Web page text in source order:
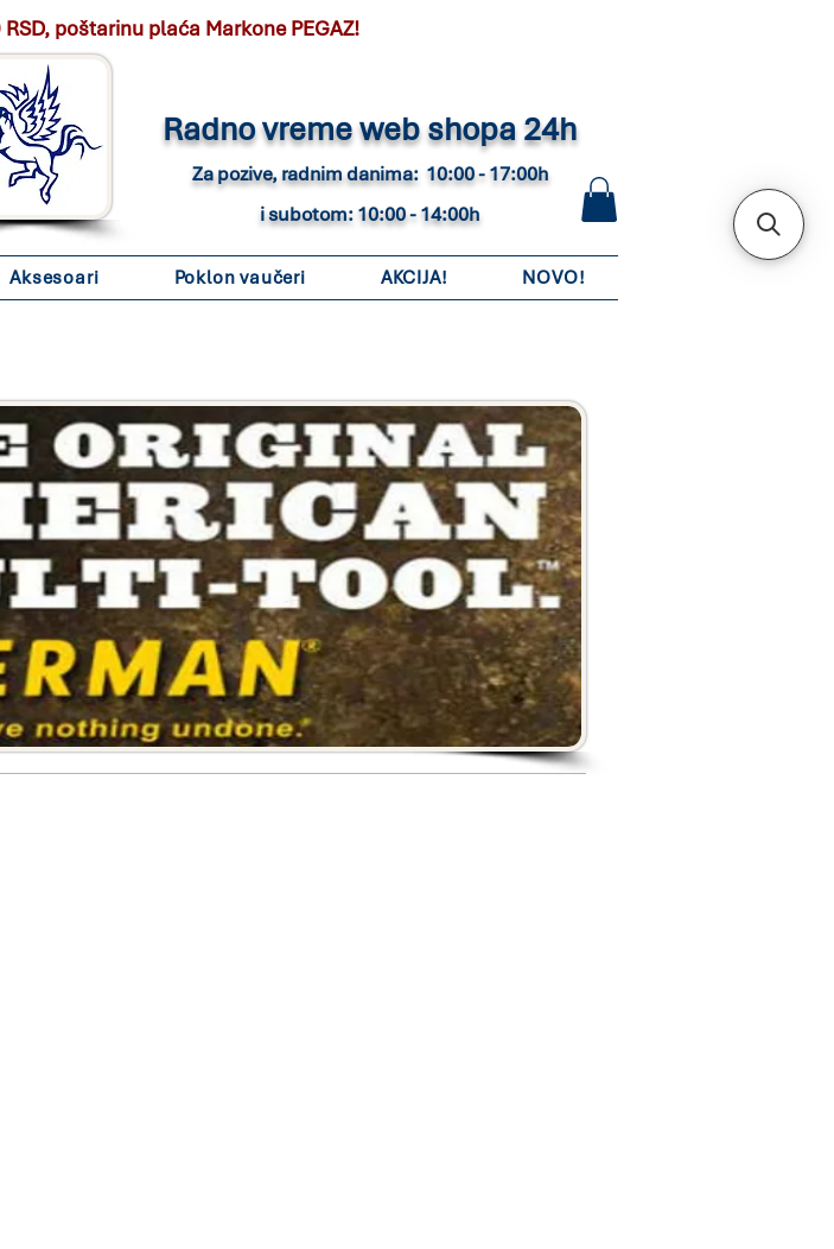
poštarinu plaća Markone PEGAZ!
Radno vreme web shopa 24h
Za pozive, radnim danima: 10:00 - 17:00h
i subotom: 10:00 - 14:00h
Aksesoari Poklon vaučeri AKCIJA! NOVO!